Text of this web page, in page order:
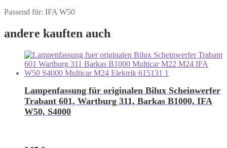
Passend für: IFA W50
andere kauften auch
Lampenfassung für originalen Bilux Scheinwerfer
Trabant 601, Wartburg 311, Barkas B1000, IFA
W50, S4000